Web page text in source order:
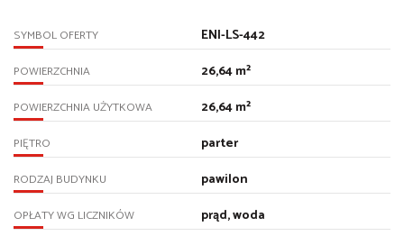
SYMBOL OFERTY ENI-LS-442
POWIERZCHNIA 26,64 m²
POWIERZCHNIA UŻYTKOWA 26,64 m²
PIĘTRO parter
RODZAJ BUDYNKU pawilon
OPŁATY WG LICZNIKÓW prąd, woda